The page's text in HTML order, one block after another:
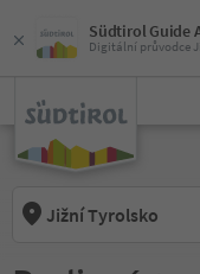
Südtirol Guide
Digitální průvodce
Jižní Tyrolsko